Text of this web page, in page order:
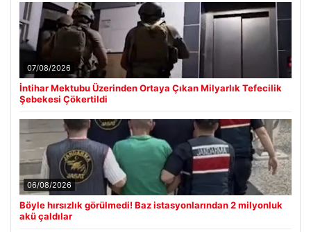
07/08/2026
İntihar Mektubu Üzerinden Ortaya Çıkan Milyarlık Tefecilik
Şebekesi Çökertildi
06/08/2026
Böyle hırsızlık görülmedi! Baz istasyonlarından 2 milyonluk
akü çaldılar